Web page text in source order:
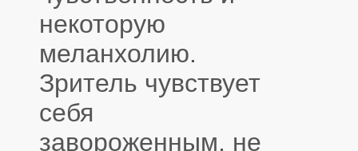
некоторую
меланхолию.
Зритель чувствует
себя
завороженным, не